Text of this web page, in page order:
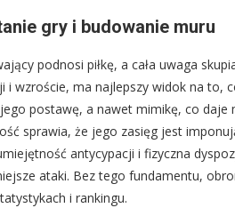
gry i budowanie muru
podnosi piłkę, a cała uwaga
i wzroście, ma najlepszy widok na to,
postawę, a nawet mimikę, co daje
sprawia, że jego zasięg jest
antycypacji i fizyczna
ataki. Bez tego fundamentu,
i rankingu.